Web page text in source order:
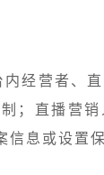
经营者、
；直播营
息或设置